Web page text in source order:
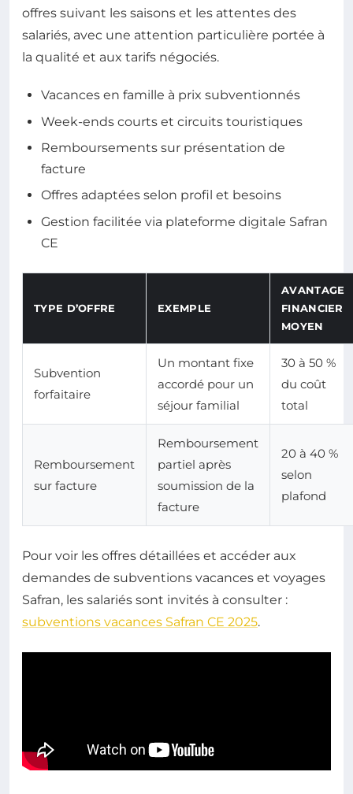
offres suivant les saisons et les attentes des
salariés, avec une attention particulière portée à
la qualité et aux tarifs négociés.
Vacances en famille à prix subventionnés
Week-ends courts et circuits touristiques
Remboursements sur présentation de
facture
Offres adaptées selon profil et besoins
Gestion facilitée via plateforme digitale Safran
CE
TYPE D’OFFRE EXEMPLE
AVANTAGE
FINANCIER
MOYEN
Subvention
forfaitaire
Un montant fixe
accordé pour un
séjour familial
30 à 50 %
du coût
total
Remboursement
sur facture
Remboursement
partiel après
soumission de la
facture
20 à 40 %
selon
plafond
Pour voir les offres détaillées et accéder aux
demandes de subventions vacances et voyages
Safran, les salariés sont invités à consulter :
subventions vacances Safran CE 2025.